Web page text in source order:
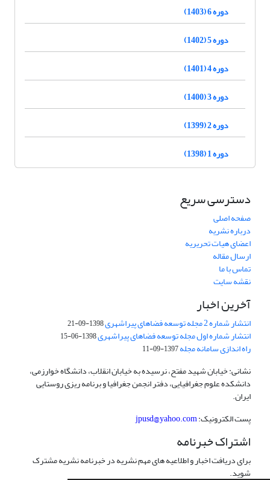
دوره 6 (1403)
دوره 5 (1402)
دوره 4 (1401)
دوره 3 (1400)
دوره 2 (1399)
دوره 1 (1398)
دسترسی سریع
صفحه اصلی
درباره نشریه
اعضای هیات تحریریه
ارسال مقاله
تماس با ما
نقشه سایت
آخرین اخبار
انتشار شماره 2 مجله توسعه فضاهای پیراشهری 1398-09-21
انتشار شماره اول مجله توسعه فضاهای پیراشهری1398-06-15
راه اندازی سامانه مجله1397-09-11
نشانی: خیابان شهید مفتح، نرسیده به خیابان انقلاب، دانشگاه خوارزمی،
دانشکده علوم جغرافیایی، دفتر انجمن جغرافیا و برنامه ریزی روستایی
ایران.
پست الکترونیک:jpusd@yahoo.com
اشتراک خبرنامه
برای دریافت اخبار و اطلاعیه های مهم نشریه در خبرنامه نشریه مشترک
شوید.